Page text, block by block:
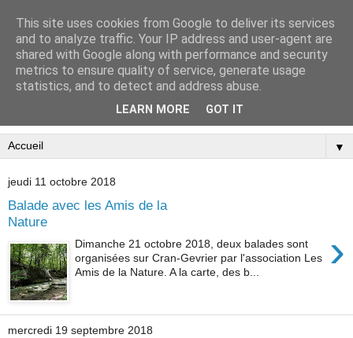
▼
jeudi 11 octobre 2018
Balade avec les Amis de la
Nature
›
Dimanche 21 octobre 2018, deux balades sont
organisées sur Cran-Gevrier par l'association Les
Amis de la Nature. A la carte, des b...
mercredi 19 septembre 2018
This site uses cookies from Google to deliver its services
and to analyze traffic. Your IP address and user-agent are
shared with Google along with performance and security
metrics to ensure quality of service, generate usage
statistics, and to detect and address abuse.
LEARN MORE GOT IT